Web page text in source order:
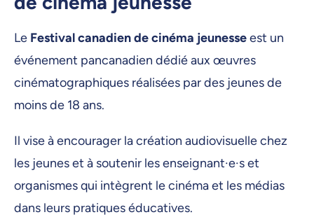
Le Festival canadien de cinéma jeunesseest un
événement pancanadien dédié aux œuvres
cinématographiques réalisées par des jeunes de
moins de 18 ans.
Il vise à encourager la création audiovisuelle chez
les jeunes et à soutenir les enseignant·e·s et
organismes qui intègrent le cinéma et les médias
dans leurs pratiques éducatives.